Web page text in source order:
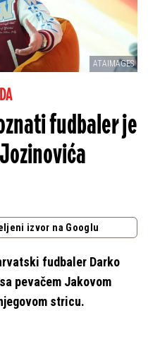
ATAIMAGES
fudbaler je
izvor na Googlu
fudbaler Darko
pevačem Jakovom
stricu.